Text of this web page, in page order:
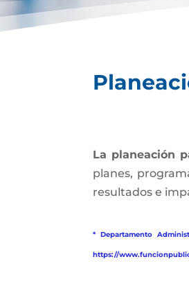
La planeación
planes,
resultados e
* Departamento
https://